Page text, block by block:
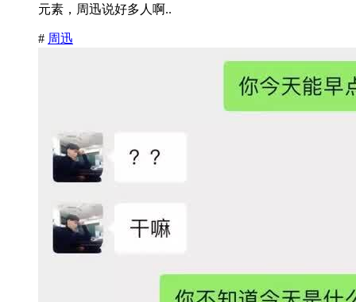
元素，周迅说好多人啊..
# 周迅